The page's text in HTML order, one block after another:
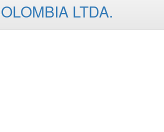
LTDA.